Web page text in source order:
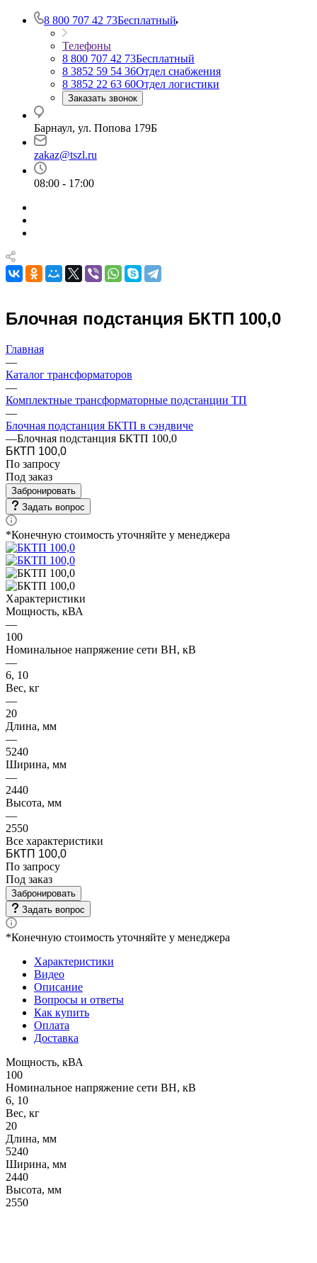
8 800 707 42 73Бесплатный
Телефоны
8 800 707 42 73Бесплатный
8 3852 59 54 36Отдел снабжения
8 3852 22 63 60Отдел логистики
Заказать звонок
Барнаул, ул. Попова 179Б
zakaz@tszl.ru
08:00 - 17:00
Блочная подстанция БКТП 100,0
Главная
—
Каталог трансформаторов
—
Комплектные трансформаторные подстанции ТП
—
Блочная подстанция БКТП в сэндвиче
—Блочная подстанция БКТП 100,0
БКТП 100,0
По запросу
Под заказ
Забронировать
Задать вопрос
*Конечную стоимость уточняйте у менеджера
Характеристики
Мощность, кВА
—
100
Номинальное напряжение сети ВН, кВ
—
6, 10
Вес, кг
—
20
Длина, мм
—
5240
Ширина, мм
—
2440
Высота, мм
—
2550
Все характеристики
БКТП 100,0
По запросу
Под заказ
Забронировать
Задать вопрос
*Конечную стоимость уточняйте у менеджера
Характеристики
Видео
Описание
Вопросы и ответы
Как купить
Оплата
Доставка
Мощность, кВА
100
Номинальное напряжение сети ВН, кВ
6, 10
Вес, кг
20
Длина, мм
5240
Ширина, мм
2440
Высота, мм
2550